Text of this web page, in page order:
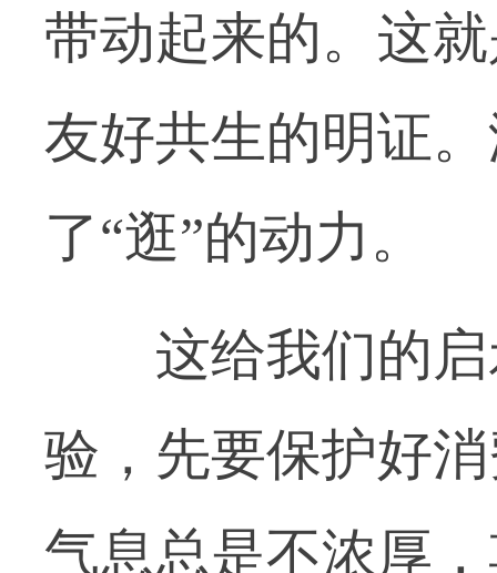
带动起来的。这
友好共生的明证
了“逛”的动力。
这给我们的启
验，先要保护好
气息总是不浓厚